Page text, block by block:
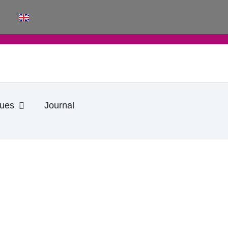
Ouvrir Informations pratiques
Journal